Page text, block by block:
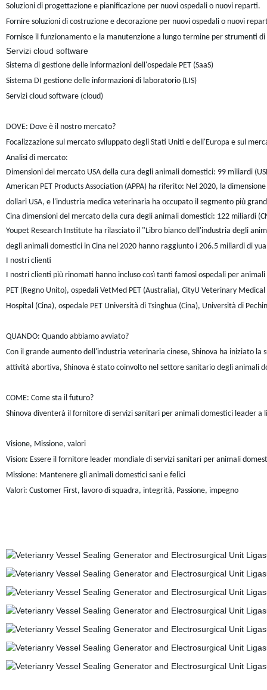
Soluzioni di progettazione e pianificazione per nuovi ospedali o nuovi reparti.
Fornire soluzioni di costruzione e decorazione per nuovi ospedali o nuovi
Fornisce il funzionamento e la manutenzione a lungo termine per strumenti
Servizi cloud software
Sistema di gestione delle informazioni dell'ospedale PET (SaaS)
Sistema DI gestione delle informazioni di laboratorio (LIS)
Servizi cloud software (cloud)
DOVE: Dove è il nostro mercato?
Focalizzazione sul mercato sviluppato degli Stati Uniti e dell'Europa e sul
Analisi di mercato:
Dimensioni del mercato USA della cura degli animali domestici: 99 miliardi
American PET Products Association (APPA) ha riferito: Nel 2020, la
dollari USA, e l'industria medica veterinaria ha occupato il segmento più
Cina dimensioni del mercato della cura degli animali domestici: 122 miliardi
Youpet Research Institute ha rilasciato il "Libro bianco dell'industria degli
degli animali domestici in Cina nel 2020 hanno raggiunto i 206.5 miliardi di
I nostri clienti
I nostri clienti più rinomati hanno incluso così tanti famosi ospedali per animali
PET (Regno Unito), ospedali VetMed PET (Australia), CityU Veterinary
Hospital (Cina), ospedale PET Università di Tsinghua (Cina), Università di
QUANDO: Quando abbiamo avviato?
Con il grande aumento dell'industria veterinaria cinese, Shinova ha iniziato
attività abortiva, Shinova è stato coinvolto nel settore sanitario degli animali
COME: Come sta il futuro?
Shinova diventerà il fornitore di servizi sanitari per animali domestici leader a
Visione, Missione, valori
Vision: Essere il fornitore leader mondiale di servizi sanitari per animali
Missione: Mantenere gli animali domestici sani e felici
Valori: Customer First, lavoro di squadra, integrità, Passione, impegno